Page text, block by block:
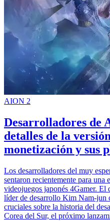
AION 2
Desarrolladores de
detalles de la
monetización y sus
Los desarrolladores del muy
sentaron recientemente para una
videojuegos japonés 4Gamer. El
líder de desarrollo Kim Nam-jun
cruciales sobre la historia del
Corea del Sur, el próximo